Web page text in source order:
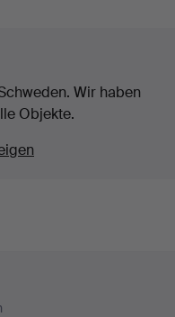
Wir haben
Objekte.